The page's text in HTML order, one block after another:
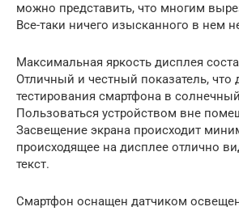
можно представить, что многим
Все-таки ничего изысканного в нем
Максимальная яркость дисплея
Отличный и честный показатель, что
тестирования смартфона в
Пользоваться устройством вне
Засвещение экрана происходит
происходящее на дисплее отлично
текст.
Смартфон оснащен датчиком